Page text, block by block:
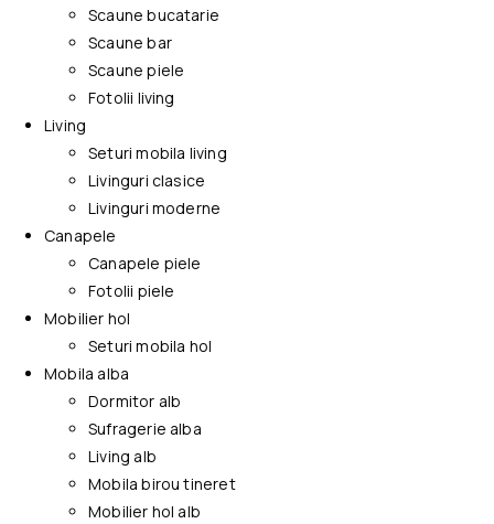
Scaune bucatarie
Scaune bar
Scaune piele
Fotolii living
Living
Seturi mobila living
Livinguri clasice
Livinguri moderne
Canapele
Canapele piele
Fotolii piele
Mobilier hol
Seturi mobila hol
Mobila alba
Dormitor alb
Sufragerie alba
Living alb
Mobila birou tineret
Mobilier hol alb